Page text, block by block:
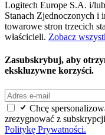
Logitech Europe S.A. i/
Stanach Zjednoczonych i
towarowe stron trzecich
właścicieli. Zobacz
Zasubskrybuj, aby
ekskluzywne korzyści.
Chcę
zrezygnować z
Politykę Prywatności.